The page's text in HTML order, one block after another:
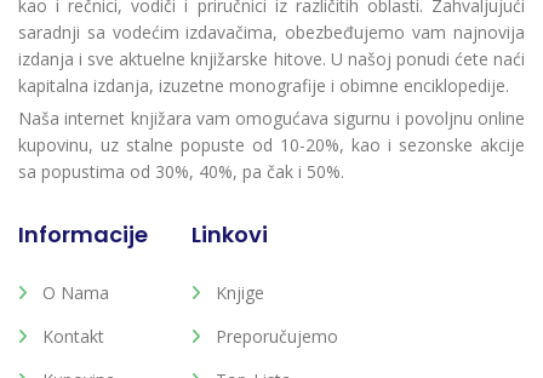
kao i rečnici, vodiči i priručnici iz različitih oblasti. Zahvaljujući
saradnji sa vodećim izdavačima, obezbeđujemo vam najnovija
izdanja i sve aktuelne knjižarske hitove. U našoj ponudi ćete naći
kapitalna izdanja, izuzetne monografije i obimne enciklopedije.
Naša internet knjižara vam omogućava sigurnu i povoljnu online
kupovinu, uz stalne popuste od 10-20%, kao i sezonske akcije
sa popustima od 30%, 40%, pa čak i 50%.
Informacije
O Nama
Kontakt
Linkovi
Knjige
Preporučujemo